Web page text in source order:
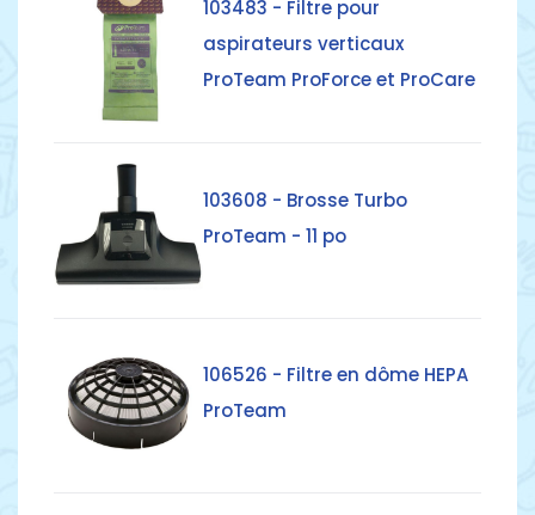
103483 - Filtre pour
aspirateurs verticaux
ProTeam ProForce et ProCare
103608 - Brosse Turbo
ProTeam - 11 po
106526 - Filtre en dôme HEPA
ProTeam